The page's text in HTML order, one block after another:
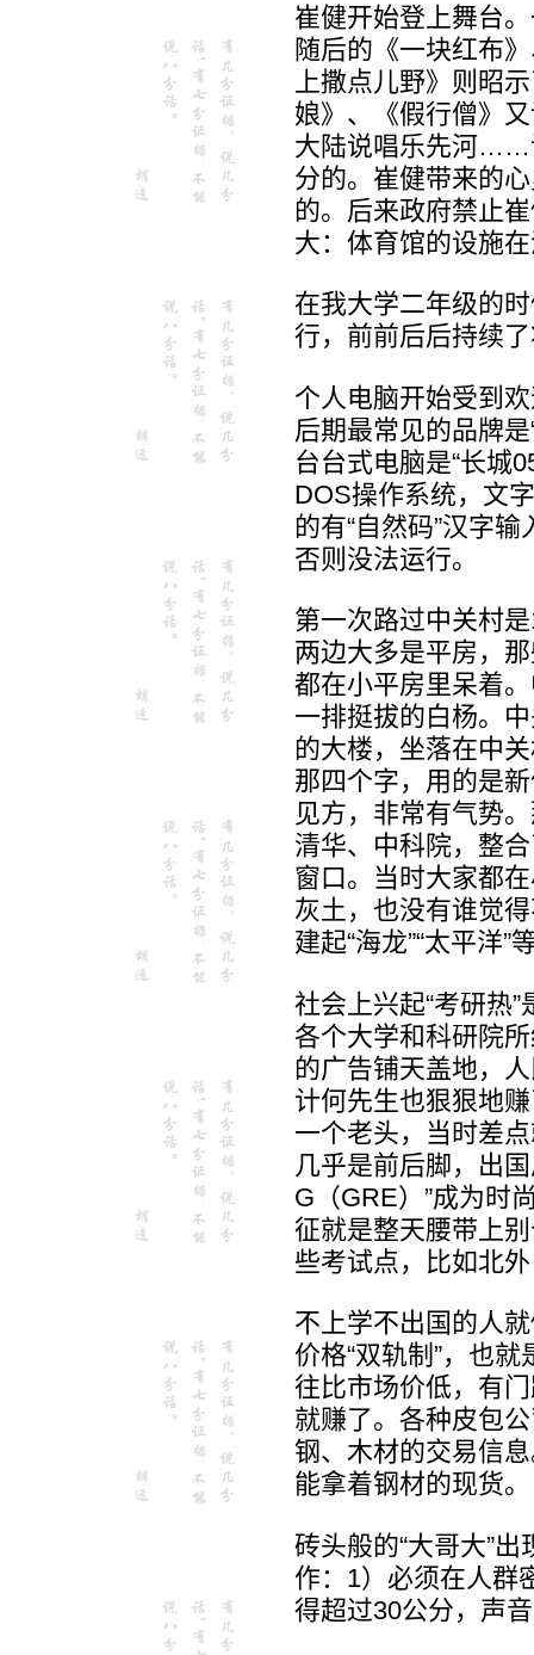
崔健开始登上舞台
随后的《一块红布
上撒点儿野》则昭
娘》、《假行僧》
大陆说唱乐先河……
分的。崔健带来的
的。后来政府禁止
大：体育馆的设施
在我大学二年级的
行，前前后后持续
个人电脑开始受到
后期最常见的品牌
台台式电脑是“长城
DOS操作系统，文
的有“自然码”汉字
否则没法运行。
第一次路过中关村
两边大多是平房，
都在小平房里呆着
一排挺拔的白杨。
的大楼，坐落在中
那四个字，用的是
见方，非常有气势
清华、中科院，整
窗口。当时大家都
灰土，也没有谁觉
建起“海龙”“太平洋
社会上兴起“考研热
各个大学和科研院
的广告铺天盖地，
计何先生也狠狠地
一个老头，当时差
几乎是前后脚，出
G（GRE）”成为时
征就是整天腰带上
些考试点，比如北
不上学不出国的人
价格“双轨制”，也
往比市场价低，有
就赚了。各种皮包
钢、木材的交易信
能拿着钢材的现货。
砖头般的“大哥大”
作：1）必须在人群
得超过30公分，声